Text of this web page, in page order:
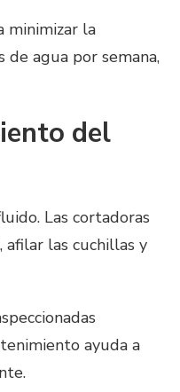
minimizar la
agua por semana,
del
Las cortadoras
afilar las cuchillas y
ayuda a